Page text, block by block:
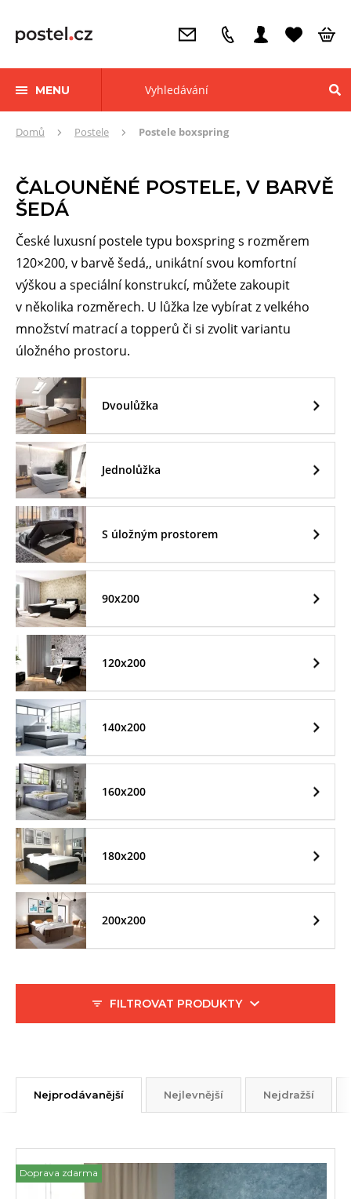
MENU
ZdeDomů Postele Postele boxspring
ČALOUNĚNÉ POSTELE, V BARVĚ
ŠEDÁ
České luxusní postele typu boxspring s rozměrem
120×200, v barvě šedá,, unikátní svou komfortní
výškou a speciální konstrukcí, můžete zakoupit
v několika rozměrech. U lůžka lze vybírat z velkého
množství matrací a topperů či si zvolit variantu
úložného prostoru.
Dvoulůžka
Jednolůžka
S úložným prostorem
90x200
120x200
140x200
160x200
180x200
200x200
FILTROVAT PRODUKTY
Nejprodávanější Nejlevnější Nejdražší
Doprava zdarma